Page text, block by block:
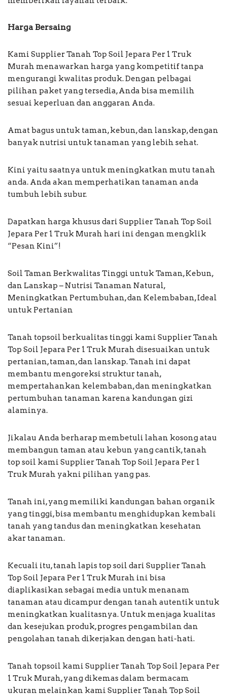
Harga Bersaing
Kami Supplier Tanah Top Soil Jepara Per 1 Truk
Murah menawarkan harga yang kompetitif tanpa
mengurangi kwalitas produk. Dengan pelbagai
pilihan paket yang tersedia, Anda bisa memilih
sesuai keperluan dan anggaran Anda.
Amat bagus untuk taman, kebun, dan lanskap, dengan
banyak nutrisi untuk tanaman yang lebih sehat.
Kini yaitu saatnya untuk meningkatkan mutu tanah
anda. Anda akan memperhatikan tanaman anda
tumbuh lebih subur.
Dapatkan harga khusus dari Supplier Tanah Top Soil
Jepara Per 1 Truk Murah hari ini dengan mengklik
“Pesan Kini”!
Soil Taman Berkwalitas Tinggi untuk Taman, Kebun,
dan Lanskap – Nutrisi Tanaman Natural,
Meningkatkan Pertumbuhan, dan Kelembaban, Ideal
untuk Pertanian
Tanah topsoil berkualitas tinggi kami Supplier Tanah
Top Soil Jepara Per 1 Truk Murah disesuaikan untuk
pertanian, taman, dan lanskap. Tanah ini dapat
membantu mengoreksi struktur tanah,
mempertahankan kelembaban, dan meningkatkan
pertumbuhan tanaman karena kandungan gizi
alaminya.
Jikalau Anda berharap membetuli lahan kosong atau
membangun taman atau kebun yang cantik, tanah
top soil kami Supplier Tanah Top Soil Jepara Per 1
Truk Murah yakni pilihan yang pas.
Tanah ini, yang memiliki kandungan bahan organik
yang tinggi, bisa membantu menghidupkan kembali
tanah yang tandus dan meningkatkan kesehatan
akar tanaman.
Kecuali itu, tanah lapis top soil dari Supplier Tanah
Top Soil Jepara Per 1 Truk Murah ini bisa
diaplikasikan sebagai media untuk menanam
tanaman atau dicampur dengan tanah autentik untuk
meningkatkan kualitasnya. Untuk menjaga kualitas
dan kesejukan produk, progres pengambilan dan
pengolahan tanah dikerjakan dengan hati-hati.
Tanah topsoil kami Supplier Tanah Top Soil Jepara Per
1 Truk Murah, yang dikemas dalam bermacam
ukuran melainkan kami Supplier Tanah Top Soil